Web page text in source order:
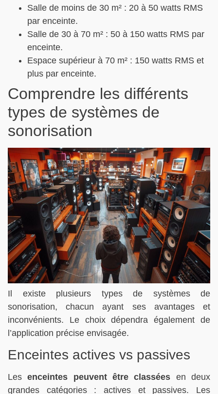
Salle de moins de 30 m² : 20 à 50 watts RMS
par enceinte.
Salle de 30 à 70 m² : 50 à 150 watts RMS par
enceinte.
Espace supérieur à 70 m² : 150 watts RMS et
plus par enceinte.
Comprendre les différents
types de systèmes de
sonorisation
Il existe plusieurs types de systèmes de
sonorisation, chacun ayant ses avantages et
inconvénients. Le choix dépendra également de
l’application précise envisagée.
Enceintes actives vs passives
Lesenceintes peuvent être classées en deux
grandes catégories : actives et passives. Les